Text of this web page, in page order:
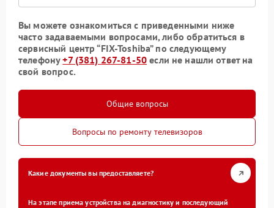
Вы можете ознакомиться с приведенными ниже
часто задаваемыми вопросами, либо обратиться в
сервисный центр “FIX-Toshiba” по следующему
телефону+7 (381) 267-81-50 если не нашли ответ на
свой вопрос.
Общие вопросы
Вопросы по ремонту телевизоров
Какие документы вы предоставляете?
На этапе приема устройства на диагностику и последующий